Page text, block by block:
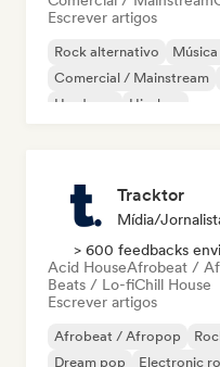
Escrever artigos
Rock alternativo
Comercial / Mainstream
Hardcore
Hip-hop
Tracktor
Mídia/
> 600 feedbacks
Acid HouseAfrobeat /
Beats / Lo-fiChill House
Escrever artigos
Afrobeat / Afropop
Dream pop
Electronic